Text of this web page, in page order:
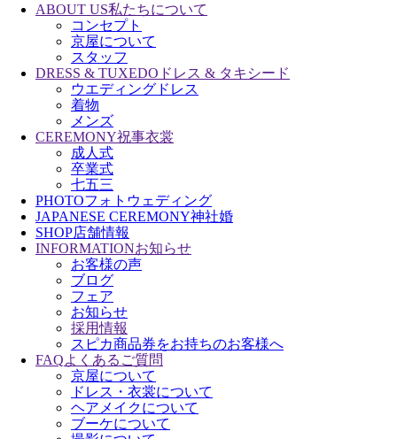
ABOUT US私たちについて
コンセプト
京屋について
スタッフ
DRESS & TUXEDO ドレス & タキシード
ウエディングドレス
着物
メンズ
CEREMONY祝事衣裳
成人式
卒業式
七五三
PHOTOフォトウェディング
JAPANESE CEREMONY神社婚
SHOP店舗情報
INFORMATIONお知らせ
お客様の声
ブログ
フェア
お知らせ
採用情報
スピカ商品券をお持ちのお客様へ
FAQよくあるご質問
京屋について
ドレス・衣裳について
ヘアメイクについて
ブーケについて